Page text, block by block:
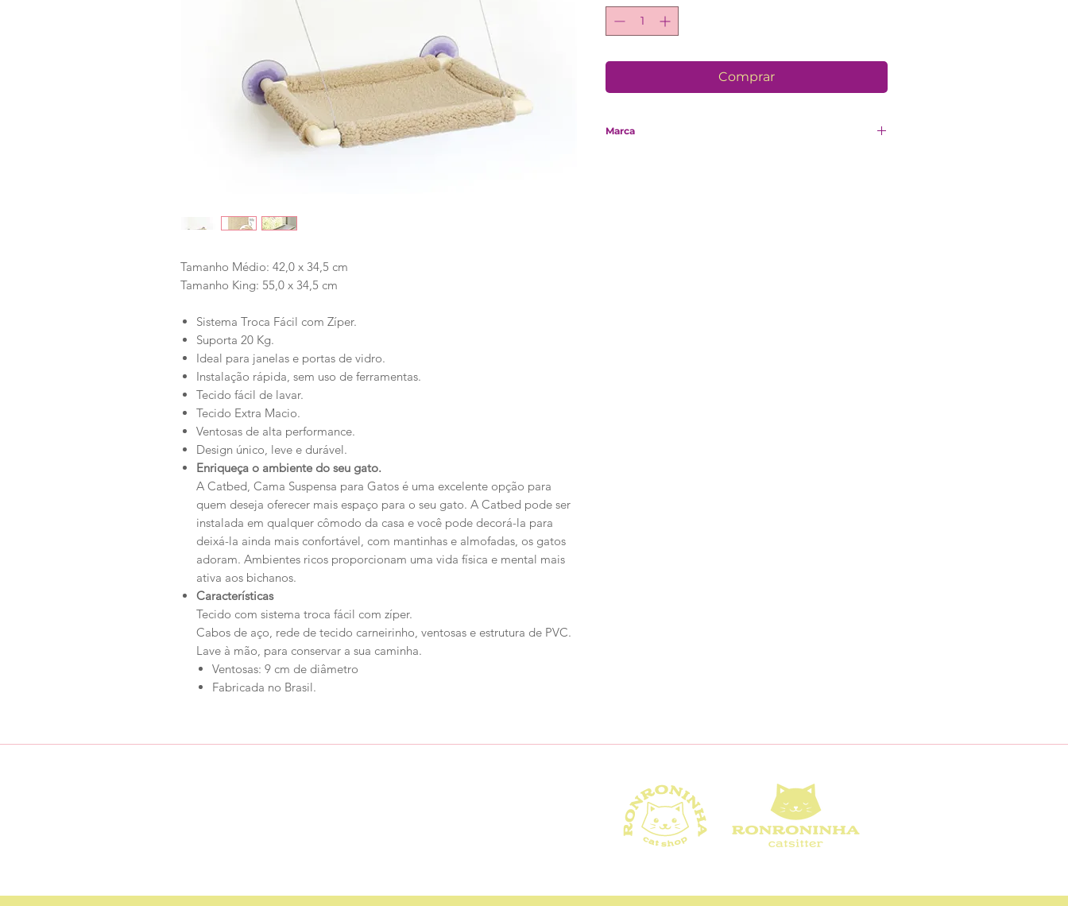
Tamanho Médio: 42,0 x 34,5 cm
Tamanho King: 55,0 x 34,5 cm
Sistema Troca Fácil com Zíper.
Suporta 20 Kg.
Ideal para janelas e portas de vidro.
Instalação rápida, sem uso de ferramentas.
Tecido fácil de lavar.
Tecido Extra Macio.
Ventosas de alta performance.
Design único, leve e durável.
Enriqueça o ambiente do seu gato.
A Catbed, Cama Suspensa para Gatos é uma excelente opção para
quem deseja oferecer mais espaço para o seu gato. A Catbed pode ser
instalada em qualquer cômodo da casa e você pode decorá-la para
deixá-la ainda mais confortável, com mantinhas e almofadas, os gatos
adoram. Ambientes ricos proporcionam uma vida física e mental mais
ativa aos bichanos.
Características
Tecido com sistema troca fácil com zíper.
Cabos de aço, rede de tecido carneirinho, ventosas e estrutura de PVC.
Lave à mão, para conservar a sua caminha.
Ventosas: 9 cm de diâmetro
Fabricada no Brasil.
Comprar
Marca